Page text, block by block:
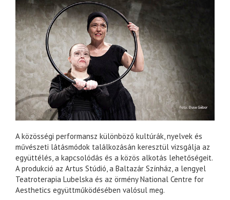
A közösségi performansz különböző kultúrák, nyelvek és
művészeti látásmódok találkozásán keresztül vizsgálja az
együttélés, a kapcsolódás és a közös alkotás lehetőségeit.
A produkció az Artus Stúdió, a Baltazár Színház, a lengyel
Teatroterapia Lubelska és az örmény National Centre for
Aesthetics együttműködésében valósul meg.